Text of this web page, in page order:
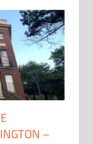
–